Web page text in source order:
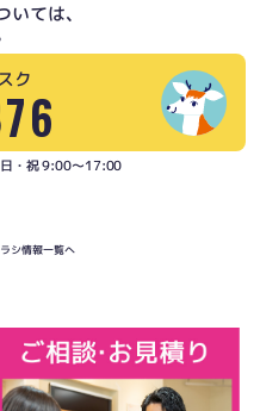
ては、
ク
・祝 9:00〜17:00
シ情報一覧へ